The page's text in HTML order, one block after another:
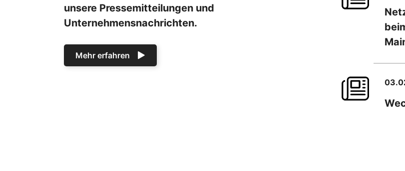
unsere Pressemitteilungen und
Unternehmensnachrichten.
Mehr erfahren